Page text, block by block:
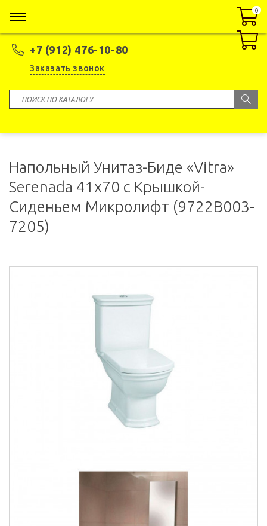
+7 (912) 476-10-80
Заказать звонок
0
0
Напольный Унитаз-Биде «Vitra»
Serenada 41x70 с Крышкой-
Сиденьем Микролифт (9722B003-
7205)